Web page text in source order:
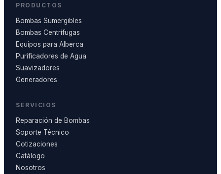
PRODUCTOS
Bombas Sumergibles
Bombas Centrífugas
Equipos para Alberca
Purificadores de Agua
Suavizadores
Generadores
SERVICIOS
Reparación de Bombas
Soporte Técnico
Cotizaciones
Catálogo
Nosotros